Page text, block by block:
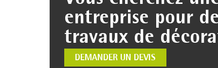
entreprise pour
travaux de
DEMANDER UN DEVIS